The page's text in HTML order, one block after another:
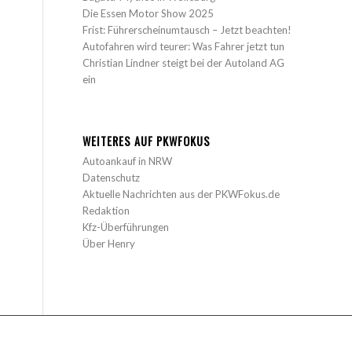
Die Essen Motor Show 2025
Frist: Führerscheinumtausch – Jetzt beachten!
Autofahren wird teurer: Was Fahrer jetzt tun
Christian Lindner steigt bei der Autoland AG
ein
WEITERES AUF PKWFOKUS
Autoankauf in NRW
Datenschutz
Aktuelle Nachrichten aus der PKWFokus.de
Redaktion
Kfz-Überführungen
Über Henry